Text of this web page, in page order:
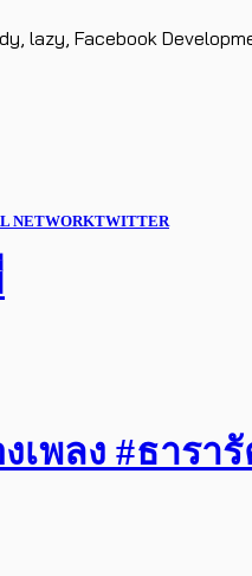
lazy, Facebook
NETWORKTWITTER
พลง #ธารา